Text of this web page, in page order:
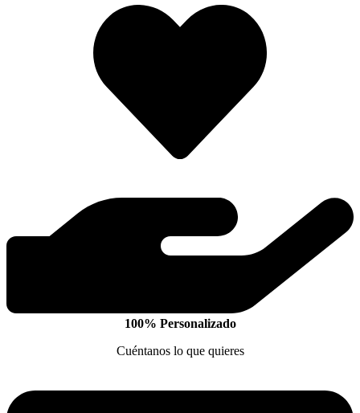
100% Personalizado
Cuéntanos lo que quieres